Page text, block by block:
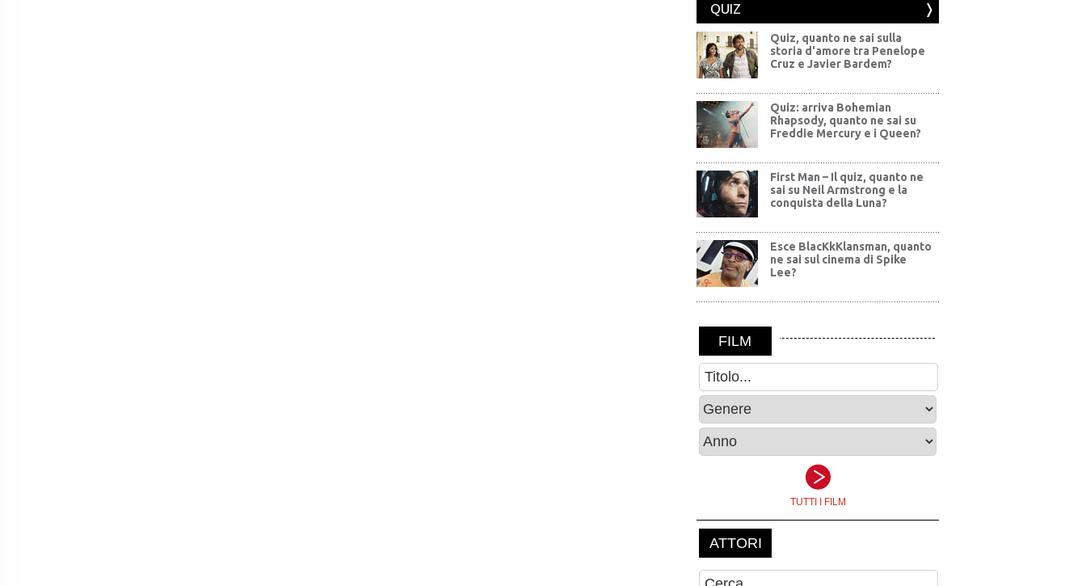
QUIZ
Quiz, quanto ne sai sulla
storia d'amore tra Penelope
Cruz e Javier Bardem?
Quiz: arriva Bohemian
Rhapsody, quanto ne sai su
Freddie Mercury e i Queen?
First Man – Il quiz, quanto ne
sai su Neil Armstrong e la
conquista della Luna?
Esce BlacKkKlansman, quanto
ne sai sul cinema di Spike
Lee?